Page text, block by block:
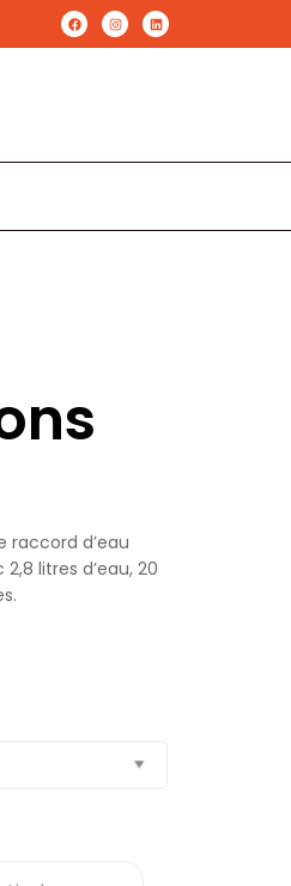
raccord d’eau
litres d’eau, 20